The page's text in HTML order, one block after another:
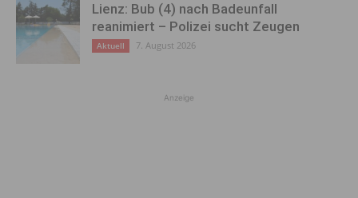
Lienz: Bub (4) nach Badeunfall
reanimiert – Polizei sucht Zeugen
Aktuell 7. August 2026
Anzeige